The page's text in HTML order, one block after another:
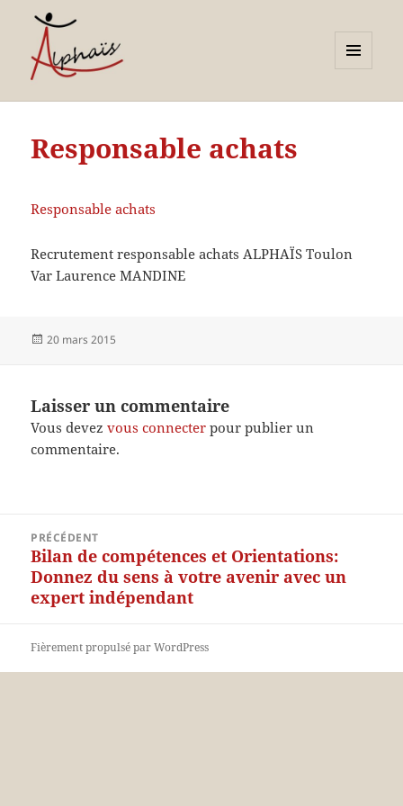
compétences et
orientations adultes et
jeunes
WIDGETS
Responsable achats
Responsable achats
Recrutement responsable achats ALPHAÏS Toulon
Var Laurence MANDINE
Publié
20 mars 2015
Laisser un commentaire
Vous devezvous connecter pour publier un
commentaire.
l’article
PRÉCÉDENT
Article
précédent :
Bilan de compétences et Orientations:
Donnez du sens à votre avenir avec un
expert indépendant
Fièrement propulsé par WordPress